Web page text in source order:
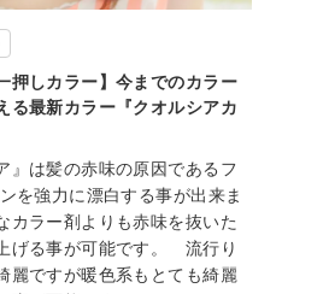
押しカラー】今までのカラー
る最新カラー『クオルシアカ
』は髪の赤味の原因であるフ
を強力に漂白する事が出来ま
ラー剤よりも赤味を抜いた
げる事が可能です。 流行り
麗ですが暖色系もとても綺麗